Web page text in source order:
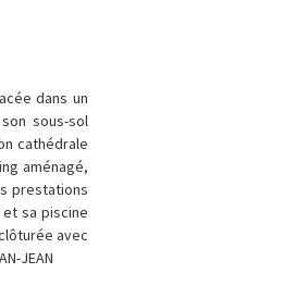
dans un
sous-sol
cathédrale
aménagé,
prestations
et sa piscine
avec
JEAN